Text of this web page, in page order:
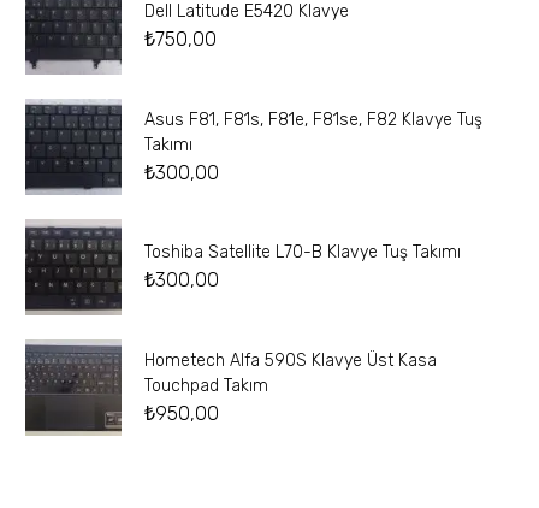
Dell Latitude E5420 Klavye
₺750,00
Asus F81, F81s, F81e, F81se, F82 Klavye Tuş
Takımı
₺300,00
Toshiba Satellite L70-B Klavye Tuş Takımı
₺300,00
Hometech Alfa 590S Klavye Üst Kasa
Touchpad Takım
₺950,00